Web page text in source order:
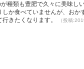
種類も豊肥で久々に美味し
か食べていませんが、おか
きたくなります。
（投稿